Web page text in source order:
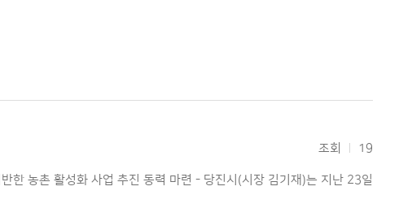
한 농촌 활성화 사업 추진 동력 마련 - 당진시(시장 김기재)는 지난 23일
조회 19